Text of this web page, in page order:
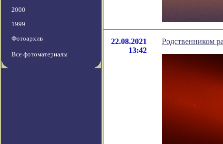
2000
1999
Фотоархив
Все фотоматериалы
22.08.2021
13:42
Родственником